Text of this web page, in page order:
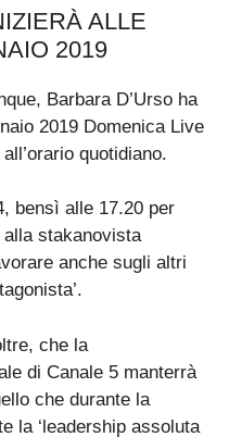
ALLE
2019
Barbara D’Urso ha
2019 Domenica Live
quotidiano.
bensì alle 17.20 per
alla stakanovista
anche sugli altri
che la
di Canale 5 manterrà
che durante la
la ‘leadership assoluta